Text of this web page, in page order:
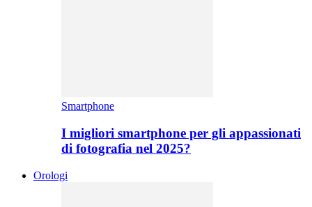
Smartphone
I migliori smartphone per gli appassionati
di fotografia nel 2025?
Orologi